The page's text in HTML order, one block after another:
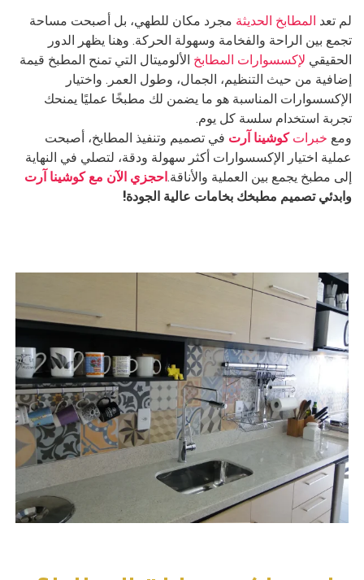
لم تعد المطابخ الحديثة مجرد مكان للطهي، بل أصبحت مساحة
تجمع بين الراحة والفخامة وسهولة الحركة. وهنا يظهر الدور
الحقيقي لإكسسوارات المطابخ الألوميتال التي تمنح المطبخ قيمة
إضافية من حيث التنظيم، الجمال، وطول العمر. واختيار
الإكسسوارات المناسبة هو ما يضمن لك مطبخًا عمليًا يمنحك
تجربة استخدام سلسة كل يوم.
ومع خبراتكوشينا آرت في تصميم وتنفيذ المطابخ، أصبحت
عملية اختيار الإكسسوارات أكثر سهولة ودقة، لتصلي في النهاية
إلى مطبخ يجمع بين العملية والأناقة.احجزي الآن مع كوشينا آرت
وابدئي تصميم مطبخك بخامات عالية الجودة!